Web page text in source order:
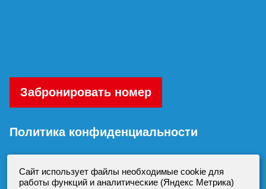
Забронировать номер
Политика конфиденциальности
данных
Сайт использует файлы необходимые cookie для
работы функций и аналитические (Яндекс Метрика)